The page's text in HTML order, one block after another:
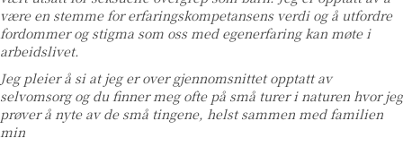
være en stemme for erfaringskompetansens verdi og å utfordre
fordommer og stigma som oss med egenerfaring kan møte i
arbeidslivet.
Jeg pleier å si at jeg er over gjennomsnittet opptatt av
selvomsorg og du finner meg ofte på små turer i naturen hvor jeg
prøver å nyte av de små tingene, helst sammen med familien
min